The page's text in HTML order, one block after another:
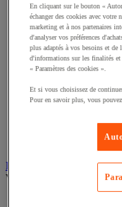
Accessoires pour
Armoire bouteilles
Armoire de sûreté
Armoire multirisque
Armoire pour
Armoire pour
Armoire pour
Récipient de
Bac de rétention et
Voir toute la catégorie
En cliquant sur le bouton «
échanger des cookies avec votre
marketing et à nos partenaires
d'analyser vos préférences
plus adaptés à vos besoins et
d'informations sur les finalités et
« Paramètres des cookies ».
Et si vous choisissez de
Pour en savoir plus, vous